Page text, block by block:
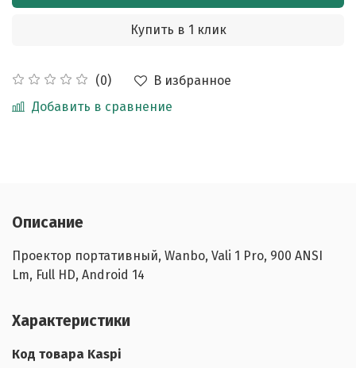
(0)
В избранное
Добавить в сравнение
Купить в 1 клик
Описание
Проектор портативный, Wanbo, Vali 1 Pro, 900 ANSI
Lm, Full HD, Android 14
Характеристики
Код товара Kaspi